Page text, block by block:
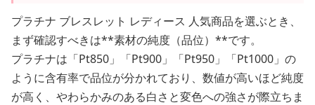
プラチナ ブレスレット レディース 人気商品を選ぶとき、
まず確認すべきは**素材の純度（品位）**です。
プラチナは「Pt850」「Pt900」「Pt950」「Pt1000」の
ように含有率で品位が分かれており、数値が高いほど純度
が高く、やわらかみのある白さと変色への強さが際立ちま